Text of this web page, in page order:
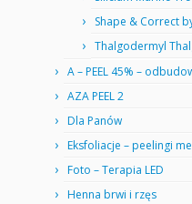
Shape & Correct
Thalgodermyl
A – PEEL 45% –
AZA PEEL 2
Dla Panów
Eksfoliacje – peelingi
Foto – Terapia LED
Henna brwi i rzęs